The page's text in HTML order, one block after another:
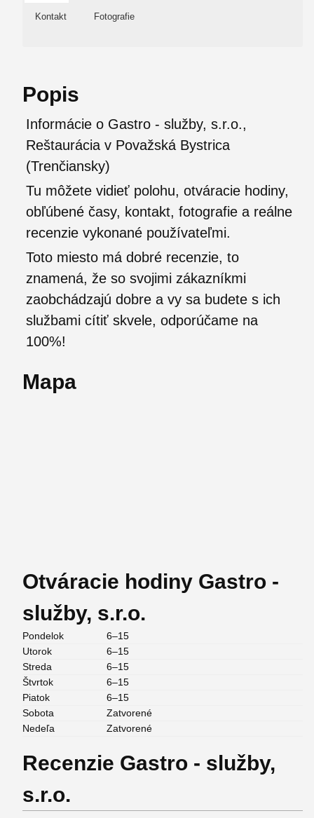
Kontakt Fotografie
Popis
Informácie o Gastro - služby, s.r.o.,
Reštaurácia v Považská Bystrica
(Trenčiansky)
Tu môžete vidieť polohu, otváracie hodiny,
obľúbené časy, kontakt, fotografie a reálne
recenzie vykonané používateľmi.
Toto miesto má dobré recenzie, to
znamená, že so svojimi zákazníkmi
zaobchádzajú dobre a vy sa budete s ich
službami cítiť skvele, odporúčame na
100%!
Mapa
Otváracie hodiny Gastro -
služby, s.r.o.
Pondelok
6–15
Utorok
6–15
Streda
6–15
Štvrtok
6–15
Piatok
6–15
Sobota
Zatvorené
Nedeľa
Zatvorené
Recenzie Gastro - služby,
s.r.o.